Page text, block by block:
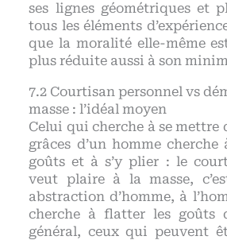
ses lignes géométriques et
tous les éléments
que la moralité elle-même
plus réduite aussi à son
Courtisan personnel vs
masse : l’idéal moyen
Celui qui cherche à se mettre
grâces d’un homme cherche
goûts et à s’y plier : le
veut plaire à la masse,
abstraction d’homme, à
cherche à flatter les goûts
général, ceux qui peuvent